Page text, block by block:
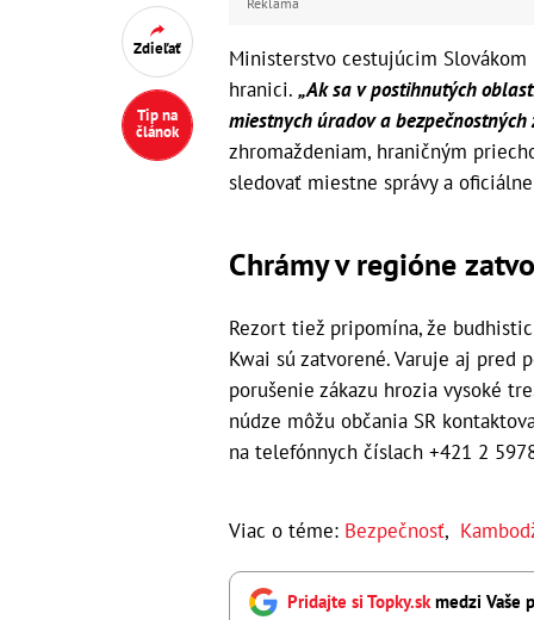
Zdieľať
Tip na
článok
Ministerstvo cestujúcim
hranici. „Ak sa v postihnutých
miestnych úradov a bezpečnostných
zhromaždeniam, hraničným
sledovať miestne správy a
Chrámy v regióne
Rezort tiež pripomína, že
Kwai sú zatvorené. Varuje aj pred
porušenie zákazu hrozia vysoké
núdze môžu občania SR
na telefónnych číslach +421 2
Viac o téme: Bezpečnosť,
Pridajte si Topky.skmedzi Vaše